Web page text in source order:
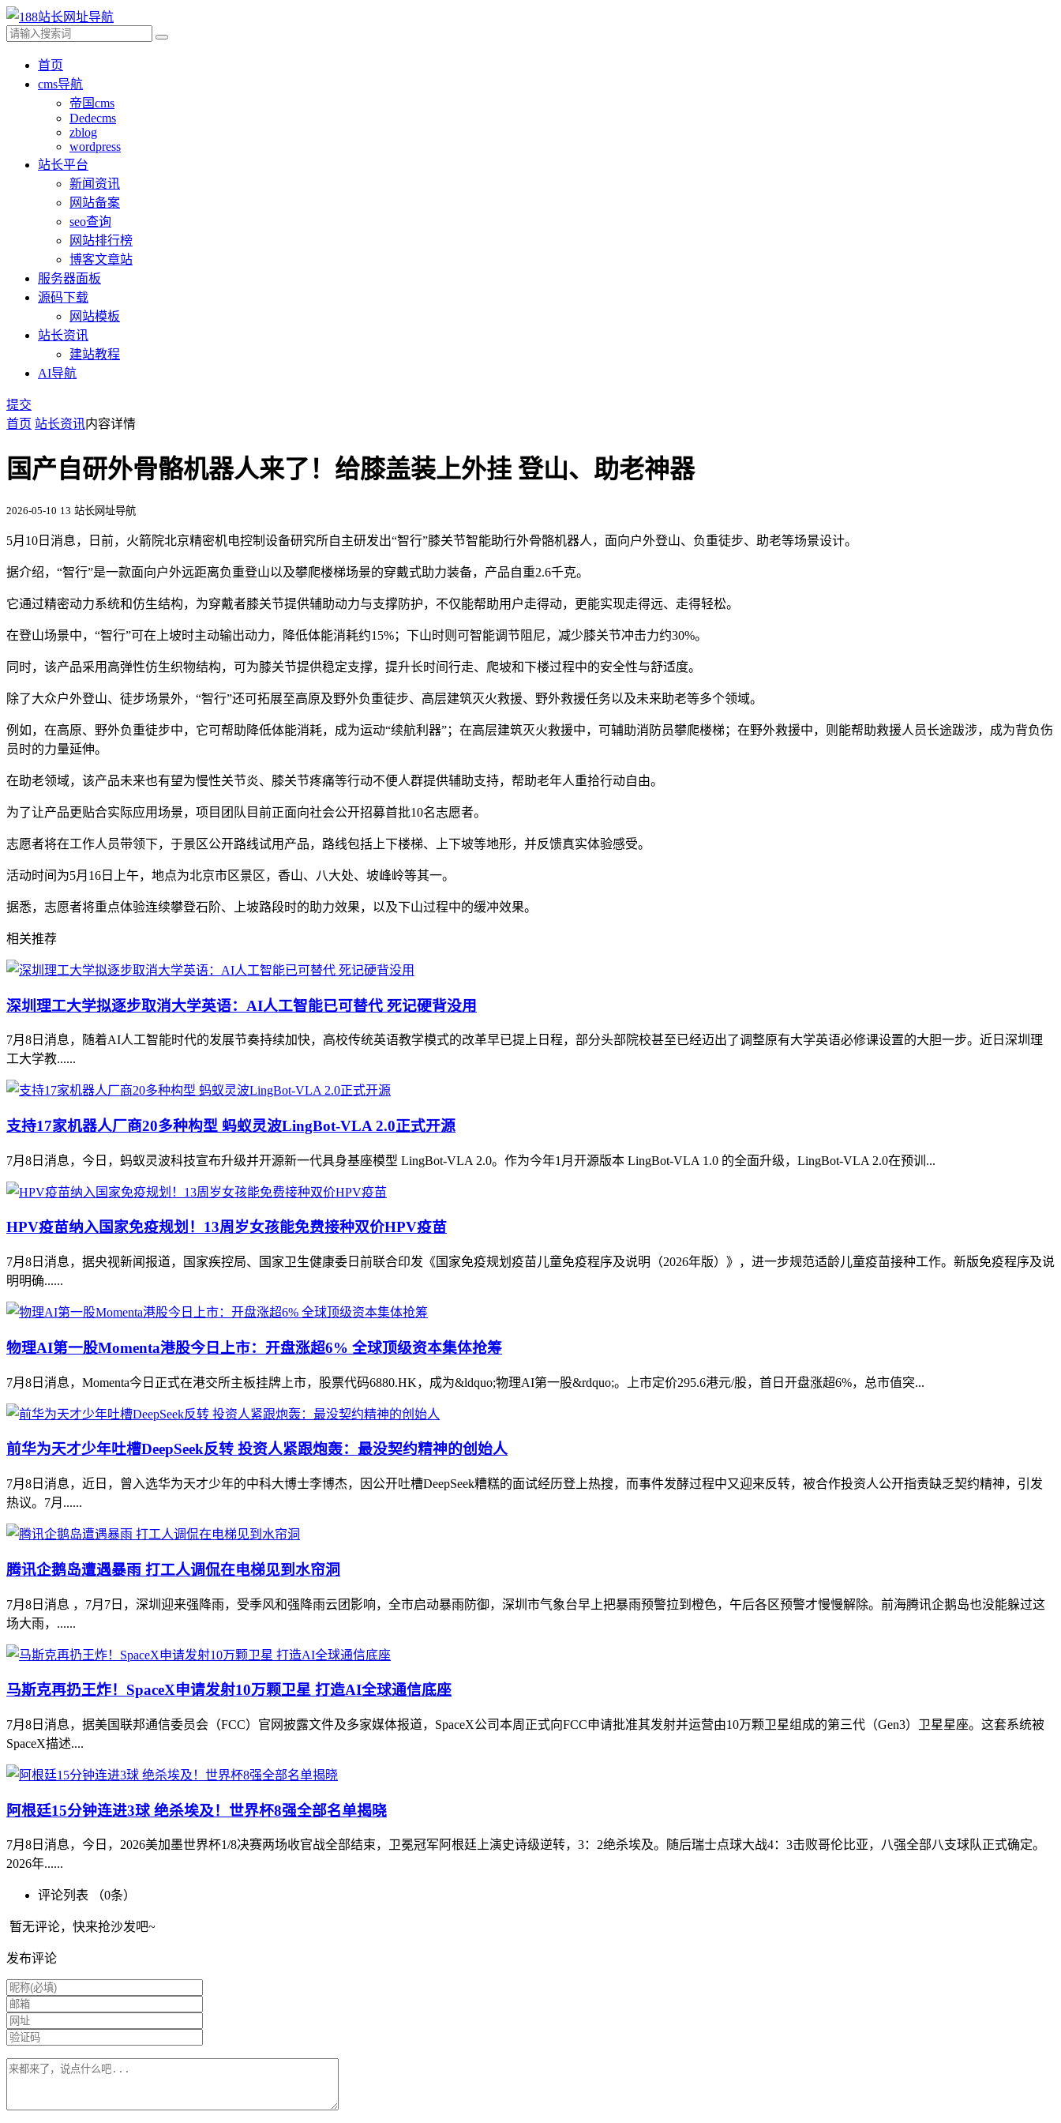
首页
cms导航
帝国cms
Dedecms
zblog
wordpress
站长平台
新闻资讯
网站备案
seo查询
网站排行榜
博客文章站
服务器面板
源码下载
网站模板
站长资讯
建站教程
AI导航
提交
首页 站长资讯内容详情
国产自研外骨骼机器人来了！给膝盖装上外挂 登山、助老神器
2026-05-10 13 站长网址导航
5月10日消息，日前，火箭院北京精密机电控制设备研究所自主研发出“智行”膝关节智能助行外骨骼机器人，面向户外登山、负重徒步、助老等场景设计。
据介绍，“智行”是一款面向户外远距离负重登山以及攀爬楼梯场景的穿戴式助力装备，产品自重2.6千克。
它通过精密动力系统和仿生结构，为穿戴者膝关节提供辅助动力与支撑防护，不仅能帮助用户走得动，更能实现走得远、走得轻松。
在登山场景中，“智行”可在上坡时主动输出动力，降低体能消耗约15%；下山时则可智能调节阻尼，减少膝关节冲击力约30%。
同时，该产品采用高弹性仿生织物结构，可为膝关节提供稳定支撑，提升长时间行走、爬坡和下楼过程中的安全性与舒适度。
除了大众户外登山、徒步场景外，“智行”还可拓展至高原及野外负重徒步、高层建筑灭火救援、野外救援任务以及未来助老等多个领域。
例如，在高原、野外负重徒步中，它可帮助降低体能消耗，成为运动“续航利器”；在高层建筑灭火救援中，可辅助消防员攀爬楼梯；在野外救援中，则能帮助救援人员长途跋涉，成为背负伤
员时的力量延伸。
在助老领域，该产品未来也有望为慢性关节炎、膝关节疼痛等行动不便人群提供辅助支持，帮助老年人重拾行动自由。
为了让产品更贴合实际应用场景，项目团队目前正面向社会公开招募首批10名志愿者。
志愿者将在工作人员带领下，于景区公开路线试用产品，路线包括上下楼梯、上下坡等地形，并反馈真实体验感受。
活动时间为5月16日上午，地点为北京市区景区，香山、八大处、坡峰岭等其一。
据悉，志愿者将重点体验连续攀登石阶、上坡路段时的助力效果，以及下山过程中的缓冲效果。
相关推荐
深圳理工大学拟逐步取消大学英语：AI人工智能已可替代 死记硬背没用
7月8日消息，随着AI人工智能时代的发展节奏持续加快，高校传统英语教学模式的改革早已提上日程，部分头部院校甚至已经迈出了调整原有大学英语必修课设置的大胆一步。近日深圳理
工大学教......
支持17家机器人厂商20多种构型 蚂蚁灵波LingBot-VLA 2.0正式开源
7月8日消息，今日，蚂蚁灵波科技宣布升级并开源新一代具身基座模型 LingBot-VLA 2.0。作为今年1月开源版本 LingBot-VLA 1.0 的全面升级，LingBot-VLA 2.0在预训...
HPV疫苗纳入国家免疫规划！13周岁女孩能免费接种双价HPV疫苗
7月8日消息，据央视新闻报道，国家疾控局、国家卫生健康委日前联合印发《国家免疫规划疫苗儿童免疫程序及说明（2026年版）》，进一步规范适龄儿童疫苗接种工作。新版免疫程序及说
明明确......
物理AI第一股Momenta港股今日上市：开盘涨超6% 全球顶级资本集体抢筹
7月8日消息，Momenta今日正式在港交所主板挂牌上市，股票代码6880.HK，成为&ldquo;物理AI第一股&rdquo;。上市定价295.6港元/股，首日开盘涨超6%，总市值突...
前华为天才少年吐槽DeepSeek反转 投资人紧跟炮轰：最没契约精神的创始人
7月8日消息，近日，曾入选华为天才少年的中科大博士李博杰，因公开吐槽DeepSeek糟糕的面试经历登上热搜，而事件发酵过程中又迎来反转，被合作投资人公开指责缺乏契约精神，引发
热议。7月......
腾讯企鹅岛遭遇暴雨 打工人调侃在电梯见到水帘洞
7月8日消息 ，7月7日，深圳迎来强降雨，受季风和强降雨云团影响，全市启动暴雨防御，深圳市气象台早上把暴雨预警拉到橙色，午后各区预警才慢慢解除。前海腾讯企鹅岛也没能躲过这
场大雨，......
马斯克再扔王炸！SpaceX申请发射10万颗卫星 打造AI全球通信底座
7月8日消息，据美国联邦通信委员会（FCC）官网披露文件及多家媒体报道，SpaceX公司本周正式向FCC申请批准其发射并运营由10万颗卫星组成的第三代（Gen3）卫星星座。这套系统被
SpaceX描述....
阿根廷15分钟连进3球 绝杀埃及！世界杯8强全部名单揭晓
7月8日消息，今日，2026美加墨世界杯1/8决赛两场收官战全部结束，卫冕冠军阿根廷上演史诗级逆转，3：2绝杀埃及。随后瑞士点球大战4：3击败哥伦比亚，八强全部八支球队正式确定。
2026年......
评论列表 （0条）
暂无评论，快来抢沙发吧~
发布评论